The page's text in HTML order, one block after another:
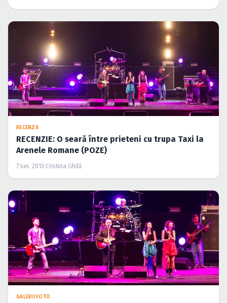
RECENZII
RECENZIE: O seară între prieteni cu trupa Taxi la
Arenele Romane (POZE)
7 iun. 2013·Cristina Ghilă
GALERII FOTO